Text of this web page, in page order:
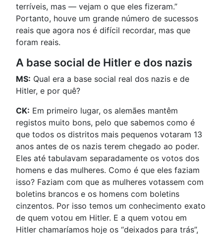
terríveis, mas — vejam o que eles fizeram.”
Portanto, houve um grande número de sucessos
reais que agora nos é difícil recordar, mas que
foram reais.
A base social de Hitler e dos nazis
MS: Qual era a base social real dos nazis e de
Hitler, e por quê?
CK: Em primeiro lugar, os alemães mantêm
registos muito bons, pelo que sabemos como é
que todos os distritos mais pequenos votaram 13
anos antes de os nazis terem chegado ao poder.
Eles até tabulavam separadamente os votos dos
homens e das mulheres. Como é que eles faziam
isso? Faziam com que as mulheres votassem com
boletins brancos e os homens com boletins
cinzentos. Por isso temos um conhecimento exato
de quem votou em Hitler. E a quem votou em
Hitler chamaríamos hoje os “deixados para trás”,